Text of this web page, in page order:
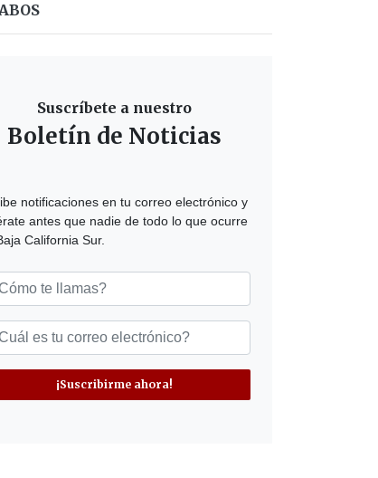
Suscríbete a nuestro
Boletín de Noticias
notificaciones en tu correo electrónico y
antes que nadie de todo lo que ocurre
California Sur.
¡Suscribirme ahora!